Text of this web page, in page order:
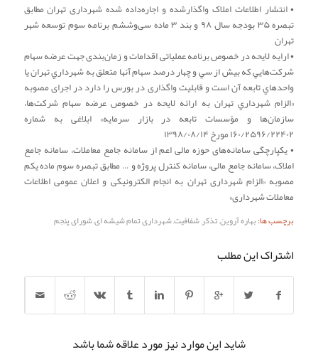
• انتشار اطلاعات املاک واگذارشده و اجاره‌داده شده شهرداری تهران مطابق
تبصره ۳۵ بودجه سال ۹۸ و بند ۳ ماده سی‌وششم برنامه سوم توسعه شهر
تهران
• ارایه لایحه در خصوص برنامه عملیاتی اقدامات و زمان‌بندی جهت عرضه سهام
شركت‌هايي كه بيش از سي و چهار درصد سهام آنها متعلق به شهرداري تهران يا
واحدهاي تابعه آن است و قابلیت واگذاری در بورس را دارد در اجرای مصوبه
«الزام شهرداري تهران به ارائه لايحه در خصوص عرضه سهام شركت‌ها،
سازمان‌ها و مؤسسات تابعه در بازار سرمايه» ابلاغی به شماره
۱۶۰/۲۵۹۶/۲۲۴۰۲ مورخ ۱۳۹۸/۰۸/۱۴
• یکپارچگی سامانه‌های حوزه مالی اعم از سامانه جامع معاملات، سامانه جامع
املاک، سامانه جامع مالی، سامانه کنترل پروژه و … مطابق تبصره سوم ماده یکم
مصوبه «الزام شهرداری تهران به انجام الکترونیکی و اعلان عمومی اطلاعات
معاملات شهرداری»
برچسب ها:بهاره آروین,تذکر,شفافیت,شهرداری تمام شیشه ای,شورای پنجم
اشتراک این مطلب
شاید این موارد نیز مورد علاقه شما باشد